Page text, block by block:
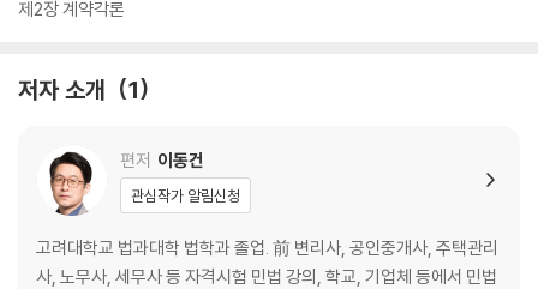
제2장 계약각론
저자 소개 1
편저 이동건
관심작가 알림신청
고려대학교 법과대학 법학과 졸업. 前 변리사, 공인중개사, 주택관리
사, 노무사, 세무사 등 자격시험 민법 강의, 학교, 기업체 등에서 민법